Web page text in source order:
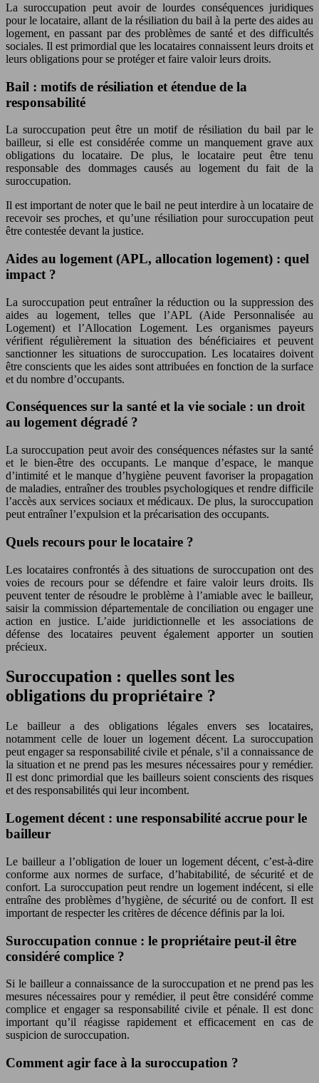
La suroccupation peut avoir de lourdes conséquences juridiques
pour le locataire, allant de la résiliation du bail à la perte des aides au
logement, en passant par des problèmes de santé et des difficultés
sociales. Il est primordial que les locataires connaissent leurs droits et
leurs obligations pour se protéger et faire valoir leurs droits.
Bail : motifs de résiliation et étendue de la
responsabilité
La suroccupation peut être un motif de résiliation du bail par le
bailleur, si elle est considérée comme un manquement grave aux
obligations du locataire. De plus, le locataire peut être tenu
responsable des dommages causés au logement du fait de la
suroccupation.
Il est important de noter que le bail ne peut interdire à un locataire de
recevoir ses proches, et qu’une résiliation pour suroccupation peut
être contestée devant la justice.
Aides au logement (APL, allocation logement) : quel
impact ?
La suroccupation peut entraîner la réduction ou la suppression des
aides au logement, telles que l’APL (Aide Personnalisée au
Logement) et l’Allocation Logement. Les organismes payeurs
vérifient régulièrement la situation des bénéficiaires et peuvent
sanctionner les situations de suroccupation. Les locataires doivent
être conscients que les aides sont attribuées en fonction de la surface
et du nombre d’occupants.
Conséquences sur la santé et la vie sociale : un droit
au logement dégradé ?
La suroccupation peut avoir des conséquences néfastes sur la santé
et le bien-être des occupants. Le manque d’espace, le manque
d’intimité et le manque d’hygiène peuvent favoriser la propagation
de maladies, entraîner des troubles psychologiques et rendre difficile
l’accès aux services sociaux et médicaux. De plus, la suroccupation
peut entraîner l’expulsion et la précarisation des occupants.
Quels recours pour le locataire ?
Les locataires confrontés à des situations de suroccupation ont des
voies de recours pour se défendre et faire valoir leurs droits. Ils
peuvent tenter de résoudre le problème à l’amiable avec le bailleur,
saisir la commission départementale de conciliation ou engager une
action en justice. L’aide juridictionnelle et les associations de
défense des locataires peuvent également apporter un soutien
précieux.
Suroccupation : quelles sont les
obligations du propriétaire ?
Le bailleur a des obligations légales envers ses locataires,
notamment celle de louer un logement décent. La suroccupation
peut engager sa responsabilité civile et pénale, s’il a connaissance de
la situation et ne prend pas les mesures nécessaires pour y remédier.
Il est donc primordial que les bailleurs soient conscients des risques
et des responsabilités qui leur incombent.
Logement décent : une responsabilité accrue pour le
bailleur
Le bailleur a l’obligation de louer un logement décent, c’est-à-dire
conforme aux normes de surface, d’habitabilité, de sécurité et de
confort. La suroccupation peut rendre un logement indécent, si elle
entraîne des problèmes d’hygiène, de sécurité ou de confort. Il est
important de respecter les critères de décence définis par la loi.
Suroccupation connue : le propriétaire peut-il être
considéré complice ?
Si le bailleur a connaissance de la suroccupation et ne prend pas les
mesures nécessaires pour y remédier, il peut être considéré comme
complice et engager sa responsabilité civile et pénale. Il est donc
important qu’il réagisse rapidement et efficacement en cas de
suspicion de suroccupation.
Comment agir face à la suroccupation ?